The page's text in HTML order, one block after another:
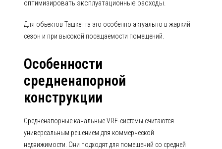
оптимизировать эксплуатационные расходы.
Для объектов Ташкента это особенно актуально в жаркий
сезон и при высокой посещаемости помещений.
Особенности
средненапорной
конструкции
Средненапорные канальные VRF-системы считаются
универсальным решением для коммерческой
недвижимости. Они подходят для помещений со средней